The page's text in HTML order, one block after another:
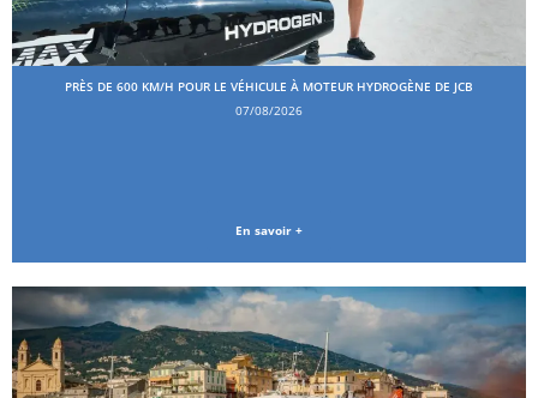
PRÈS DE 600 KM/H POUR LE VÉHICULE À MOTEUR HYDROGÈNE DE JCB
07/08/2026
En savoir +